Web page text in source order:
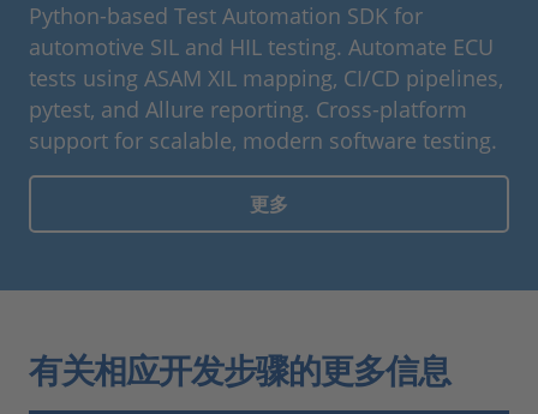
Python-based Test Automation SDK for
automotive SIL and HIL testing. Automate ECU
tests using ASAM XIL mapping, CI/CD pipelines,
pytest, and Allure reporting. Cross-platform
support for scalable, modern software testing.
更多
有关相应开发步骤的更多信息